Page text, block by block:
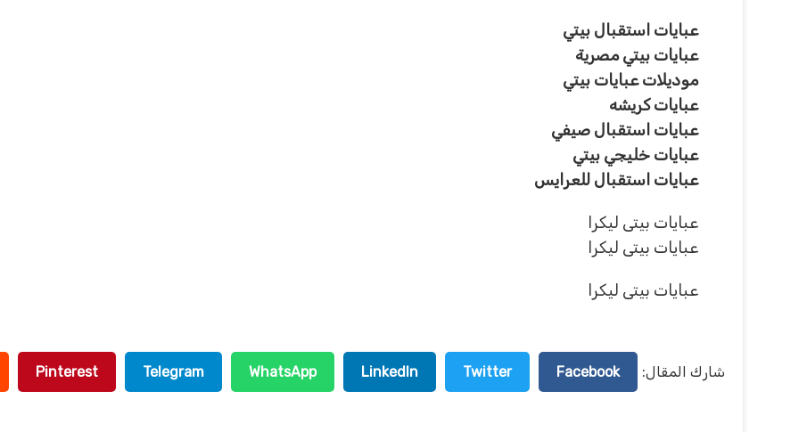
عبايات استقبال بيتي
عبايات بيتي مصرية
موديلات عبايات بيتي
عبايات كريشه
عبايات استقبال صيفي
عبايات خليجي بيتي
عبايات استقبال للعرايس
عبايات بيتى ليكرا
عبايات بيتى ليكرا
عبايات بيتى ليكرا
شارك المقال: Facebook
Twitter
LinkedIn
WhatsApp
Telegram
Pinterest